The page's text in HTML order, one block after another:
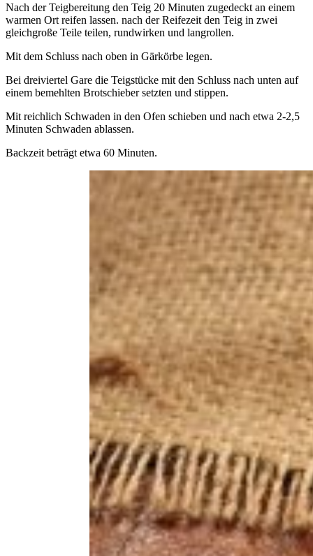
Nach der Teigbereitung den Teig 20 Minuten zugedeckt an einem
warmen Ort reifen lassen. nach der Reifezeit den Teig in zwei
gleichgroße Teile teilen, rundwirken und langrollen.
Mit dem Schluss nach oben in Gärkörbe legen.
Bei dreiviertel Gare die Teigstücke mit den Schluss nach unten auf
einem bemehlten Brotschieber setzten und stippen.
Mit reichlich Schwaden in den Ofen schieben und nach etwa 2-2,5
Minuten Schwaden ablassen.
Backzeit beträgt etwa 60 Minuten.